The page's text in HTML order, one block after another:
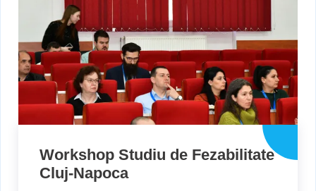
Workshop Studiu de Fezabilitate
Cluj-Napoca